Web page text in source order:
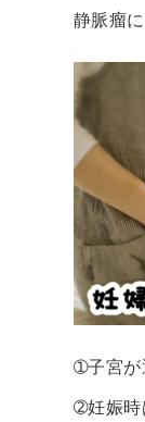
静脈瘤
➀子宮が
➁妊娠時